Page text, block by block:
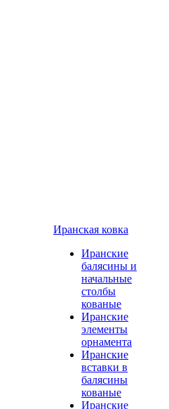
Иранская ковка
Иранские
балясины и
начальные
столбы
кованые
Иранские
элементы
орнамента
Иранские
вставки в
балясины
кованые
Иранские